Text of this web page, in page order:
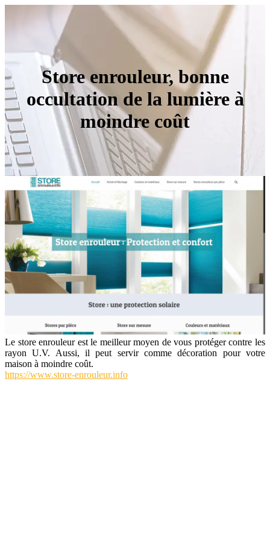
Store enrouleur, bonne
occultation de la lumière à
moindre coût
Le store enrouleur est le meilleur moyen de vous protéger contre les
rayon U.V. Aussi, il peut servir comme décoration pour votre
maison à moindre coût.
https://www.store-enrouleur.info